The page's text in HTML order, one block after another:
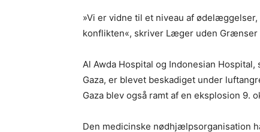
»Vi er vidne til et niveau af
konflikten«, skriver Læger uden Grænser
Al Awda Hospital og Indonesian
Gaza, er blevet beskadiget under
Gaza blev også ramt af en eksplosion 9.
Den medicinske nødhjælpsorganisation